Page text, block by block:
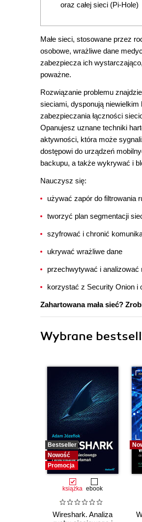
oraz całej sieci (Pi-Hole)
Małe sieci, stosowane przez
osobowe, wrażliwe dane
zabezpiecza ich
poważne.
Rozwiązanie problemu
sieciami, dysponują
zabezpieczania łączności
Opanujesz uznane techniki
aktywności, która może
dostępowi do urządzeń
backupu, a także wykrywać i
Nauczysz się:
używać zapór do filtrowania
tworzyć plan segmentacji
szyfrować i chronić
ukrywać wrażliwe dane
przechwytywać i analizować
korzystać z Security Onion i
Zahartowana mała sieć?
Wybrane
Bestseller
Nowość
Promocja
książka ebook
Wireshark. Analiza